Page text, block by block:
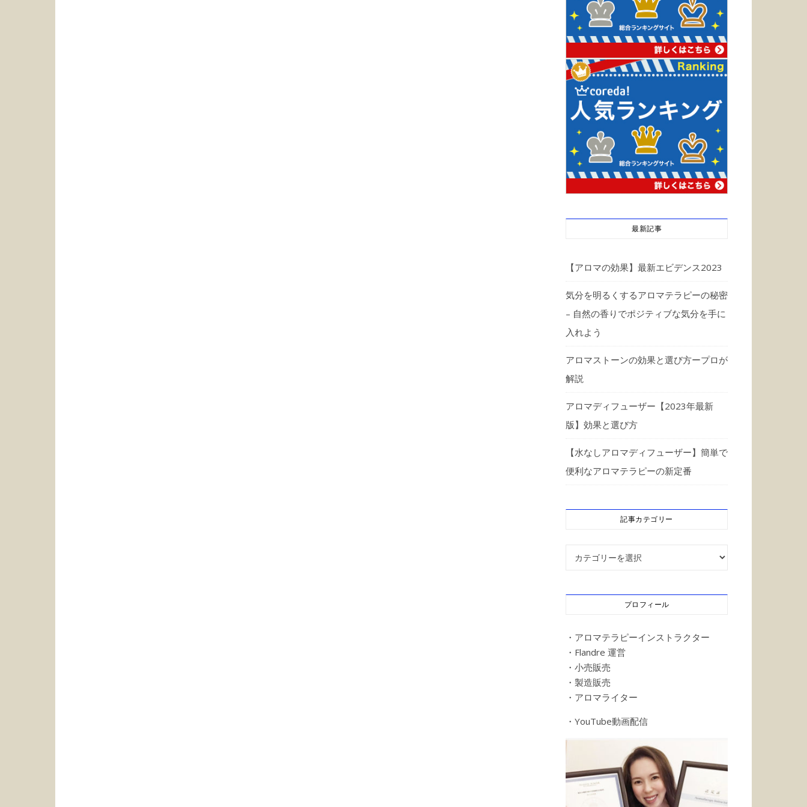
最新記事
【アロマの効果】最新エビデンス2023
気分を明るくするアロマテラピーの秘密
– 自然の香りでポジティブな気分を手に
入れよう
アロマストーンの効果と選び方ープロが
解説
アロマディフューザー【2023年最新
版】効果と選び方
【水なしアロマディフューザー】簡単で
便利なアロマテラピーの新定番
記事カテゴリー
記事カテゴリー
プロフィール
・アロマテラピーインストラクター
・Flandre 運営
・小売販売
・製造販売
・アロマライター
・YouTube動画配信